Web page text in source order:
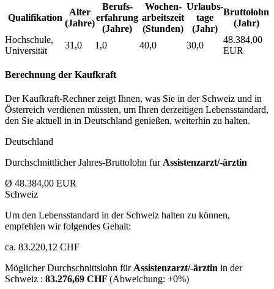
Qualifikation
Alter
(Jahre)
Berufs­
erfahrung
(Jahre)
Wochen­
arbeitszeit
(Stunden)
Urlaubs­
tage
(Jahr)
Bruttolohn
(Jahr)
Hochschule,
Universität
31,0 1,0 40,0 30,0
48.384,00
EUR
Berechnung der Kaufkraft
Der Kaufkraft-Rechner zeigt Ihnen, was Sie in der Schweiz und in
Österreich verdienen müssten, um Ihren derzeitigen Lebensstandard,
den Sie aktuell in in Deutschland genießen, weiterhin zu halten.
Deutschland
Durchschnittlicher Jahres-Bruttolohn furAssistenzarzt/-ärztin
Ø 48.384,00 EUR
Schweiz
Um den Lebensstandard in der Schweiz halten zu können,
empfehlen wir folgendes Gehalt:
ca. 83.220,12 CHF
Möglicher Durchschnittslohn fürAssistenzarzt/-ärztin in der
Schweiz : 83.276,69 CHF (Abweichung: +0%)